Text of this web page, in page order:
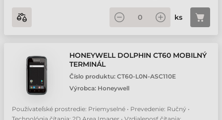
ks
HONEYWELL DOLPHIN CT60 MOBILNÝ
TERMINÁL
Číslo produktu: CT60-L0N-ASC110E
Výrobca: Honeywell
Používateľské prostredie: Priemyselné • Prevedenie: Ručný •